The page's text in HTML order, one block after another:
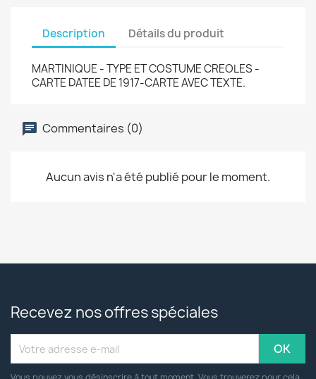
Description Détails du produit
MARTINIQUE - TYPE ET COSTUME CREOLES -
CARTE DATEE DE 1917-CARTE AVEC TEXTE.
Commentaires (0)
Aucun avis n'a été publié pour le moment.
Recevez nos offres spéciales